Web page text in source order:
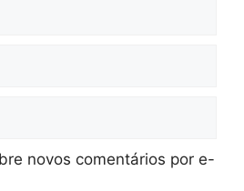
novos comentários por e-